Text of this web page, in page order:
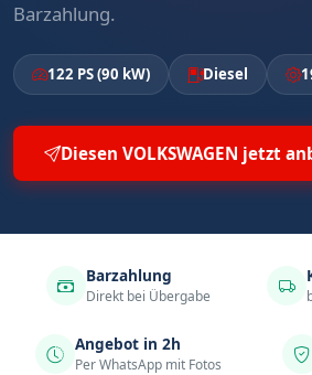
Barzahlung.
122 PS (90 kW) Diesel
Diesen VOLKSWAGEN jetzt
Barzahlung
Direkt bei Übergabe
Angebot in 2h
Per WhatsApp mit Fotos